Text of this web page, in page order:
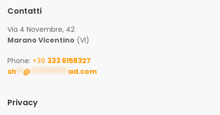
Contatti
Via 4 Novembre, 42
Marano Vicentino (VI)
Phone: +39 333 6158327
sh ** @ *********** ad.com
Privacy